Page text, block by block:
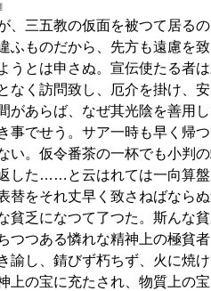
、三五教の仮面を被つて居るの
ふものだから、先方も遠慮を
とは申さぬ。宣伝使たる者
く訪問致し、厄介を掛け、
あらば、なぜ其光陰を善用
でせう。サア一時も早く帰
い。仮令番茶の一杯でも小判
た……と云はれては一向算盤
替をそれ丈早く致さねばなら
乏になつて了つた。斯んな
つつある憐れな精神上の極貧
し、錆びず朽ちず、火に焼
の宝に充たされ、物質上の